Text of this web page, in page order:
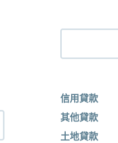
信用貸款
其他貸款
土地貸款